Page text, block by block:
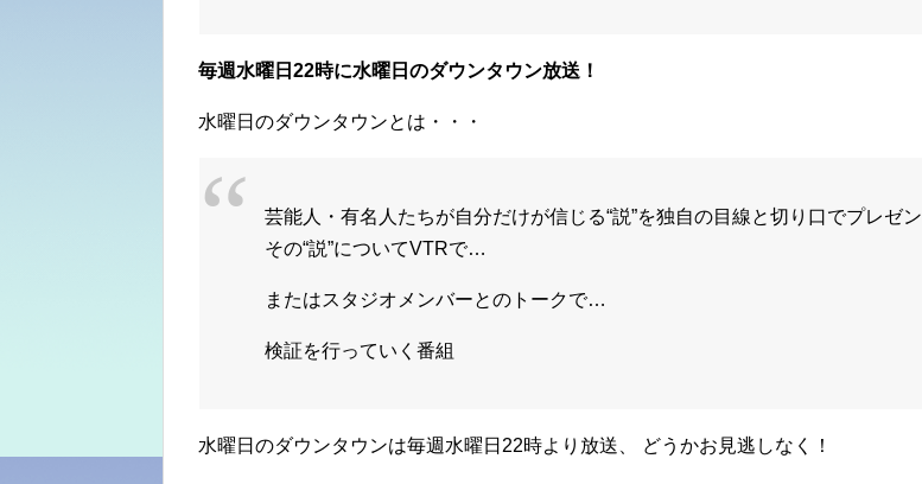
毎週水曜日22時に水曜日のダウンタウン放送！
水曜日のダウンタウンとは・・・
芸能人・有名人たちが自分だけが信じる“説”を独自の目線と切り口でプレゼン
その“説”についてVTRで…
またはスタジオメンバーとのトークで…
検証を行っていく番組
水曜日のダウンタウンは毎週水曜日22時より放送、 どうかお見逃しなく！